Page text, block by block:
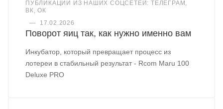
ПУБЛИКАЦИИ ИЗ НАШИХ СОЦСЕТЕЙ: ТЕЛЕГРАМ,
ВК, ОК
—
17.02.2026
Поворот яиц так, как нужно именно вам
Инкубатор, который превращает процесс из
лотереи в стабильный результат - Rcom Maru 100
Deluxe PRO